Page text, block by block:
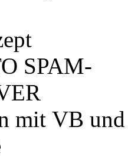
SPAM-
mit VB und